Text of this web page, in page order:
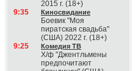
2015 г. (18+)
9:35
Киносвидание
Боевик "Моя
пиратская свадьба"
(США) 2022 г. (18+)
9:25
Комедия ТВ
Х/ф "Джентльмены
предпочитают